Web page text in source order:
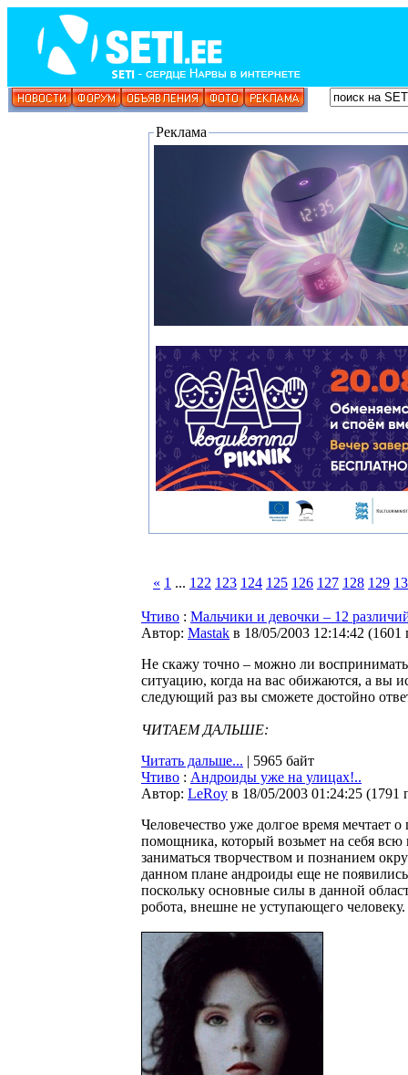
Реклама
« 1 ... 122 123 124 125 126 127 128 129
Чтиво : Мальчики и девочки – 12
Автор: Мastak в 18/05/2003 12:14:42 (1601
Не скажу точно – можно ли
ситуацию, когда на вас обижаются, а вы
следующий раз вы сможете достойно
ЧИТАЕМ ДАЛЬШЕ:
Читать дальше... | 5965 байт
Чтиво : Андроиды уже на улицах!..
Автор: LeRoy в 18/05/2003 01:24:25 (1791
Человечество уже долгое время мечтает
помощника, который возьмет на себя всю
заниматься творчеством и познанием
данном плане андроиды еще не
поскольку основные силы в данной
робота, внешне не уступающего человеку.